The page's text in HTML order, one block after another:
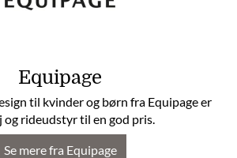
Equipage
til kvinder og børn fra Equipage er
og rideudstyr til en god pris.
Se mere fra Equipage